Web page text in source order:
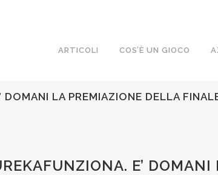
ARTICOLI COS’È UN GIOCO
DOMANI LA PREMIAZIONE DELLA
E’